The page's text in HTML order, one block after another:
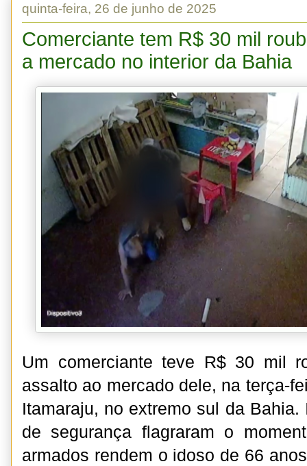
quinta-feira, 26 de junho de 2025
Comerciante tem R$ 30 mil
a mercado no interior da Bahia
Um comerciante teve R$ 30 mil
assalto ao mercado dele, na terça-
Itamaraju, no extremo sul da Bahia.
de segurança flagraram o
armados rendem o idoso de 66